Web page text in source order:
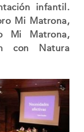
infantil.
Mi Matrona,
Mi Matrona,
con Natura